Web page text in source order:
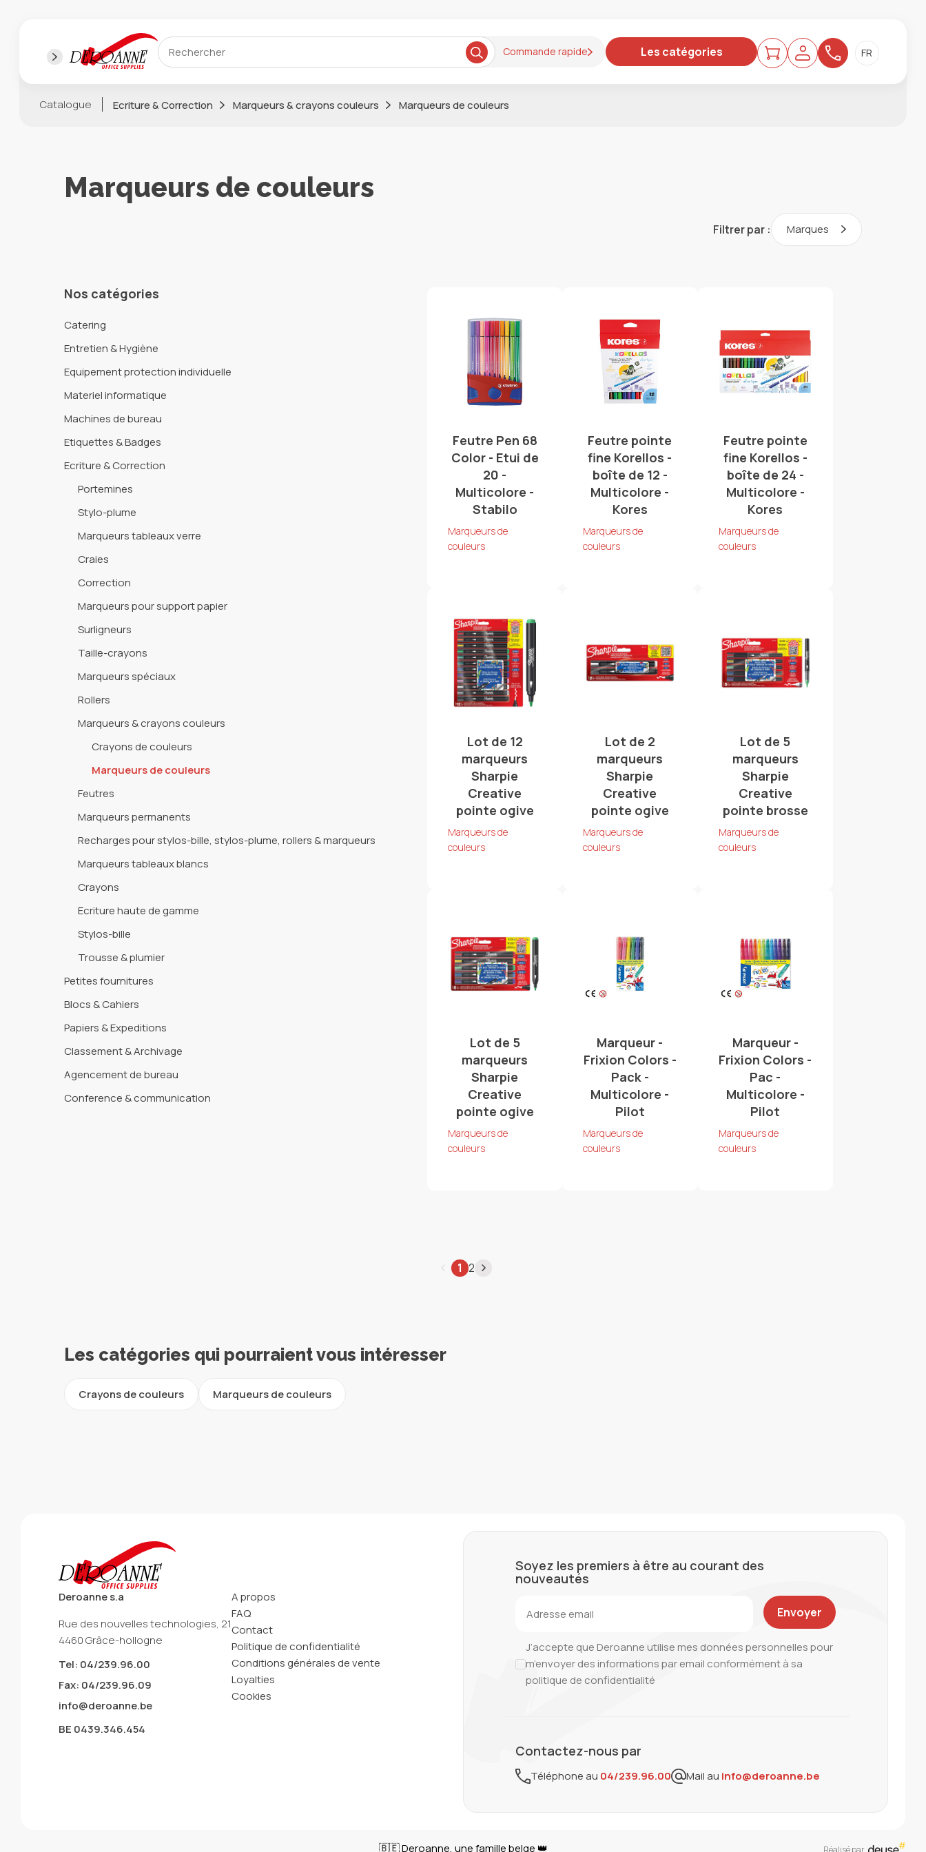
Commande rapide Les catégories
Catalogue Ecriture & Correction Marqueurs & crayons couleurs Marqueurs de couleurs
Marqueurs de couleurs
Filtrer par : Marques
Nos catégories
Catering
Entretien & Hygiène
Equipement protection individuelle
Materiel informatique
Machines de bureau
Etiquettes & Badges
Ecriture & Correction
Portemines
Stylo-plume
Marqueurs tableaux verre
Craies
Correction
Marqueurs pour support papier
Surligneurs
Taille-crayons
Marqueurs spéciaux
Rollers
Marqueurs & crayons couleurs
Crayons de couleurs
Marqueurs de couleurs
Feutres
Marqueurs permanents
Recharges pour stylos-bille, stylos-plume, rollers & marqueurs
Marqueurs tableaux blancs
Crayons
Ecriture haute de gamme
Stylos-bille
Trousse & plumier
Petites fournitures
Blocs & Cahiers
Papiers & Expeditions
Classement & Archivage
Agencement de bureau
Conference & communication
Feutre Pen 68
Color - Etui de
20 -
Multicolore -
Stabilo
Marqueurs de
couleurs
Feutre pointe
fine Korellos -
boîte de 12 -
Multicolore -
Kores
Marqueurs de
couleurs
Feutre pointe
fine Korellos -
boîte de 24 -
Multicolore -
Kores
Marqueurs de
couleurs
Lot de 12
marqueurs
Sharpie
Creative
pointe ogive
Marqueurs de
couleurs
Lot de 2
marqueurs
Sharpie
Creative
pointe ogive
Marqueurs de
couleurs
Lot de 5
marqueurs
Sharpie
Creative
pointe brosse
Marqueurs de
couleurs
Lot de 5
marqueurs
Sharpie
Creative
pointe ogive
Marqueurs de
couleurs
Marqueur -
Frixion Colors -
Pack -
Multicolore -
Pilot
Marqueurs de
couleurs
Marqueur -
Frixion Colors -
Pac -
Multicolore -
Pilot
Marqueurs de
couleurs
1 2
Les catégories qui pourraient vous intéresser
Crayons de couleurs Marqueurs de couleurs
Deroanne s.a
Rue des nouvelles technologies, 21
4460 Grâce-hollogne
Tel: 04/239.96.00
Fax: 04/239.96.09
info@deroanne.be
BE 0439.346.454
A propos
FAQ
Contact
Politique de confidentialité
Conditions générales de vente
Loyalties
Cookies
Soyez les premiers à être au courant des
nouveautés
J’accepte que Deroanne utilise mes données personnelles pour
m’envoyer des informations par email conformément à sa
politique de confidentialité
Contactez-nous par
Téléphone au 04/239.96.00 Mail au info@deroanne.be
🇧🇪 Deroanne, une famille belge 👑 Réalisé par